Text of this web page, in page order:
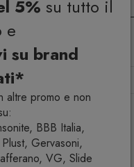
5% su tutto il
e
su brand
altre promo e non
BBB Italia,
Gervasoni,
VG, Slide